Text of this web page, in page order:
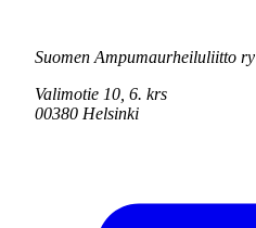
Suomen Ampumaurheiluliitto ry
Valimotie 10, 6. krs
00380 Helsinki